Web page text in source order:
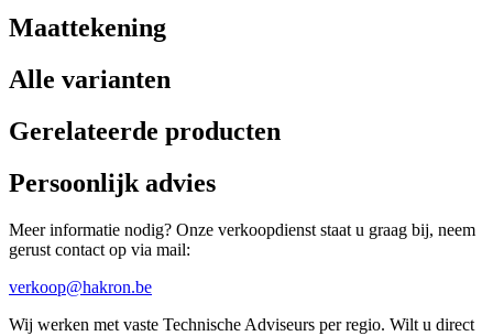
Maattekening
Alle varianten
Gerelateerde producten
Persoonlijk advies
Meer informatie nodig? Onze verkoopdienst staat u graag bij, neem
gerust contact op via mail:
verkoop@hakron.be
Wij werken met vaste Technische Adviseurs per regio. Wilt u direct